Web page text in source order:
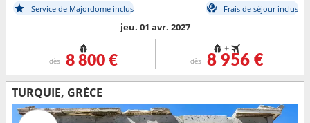
Service de Majordome inclus
Frais de séjour inclus
jeu. 01 avr. 2027
dès 8 800 €
+
dès 8 956 €
TURQUIE, GRÈCE